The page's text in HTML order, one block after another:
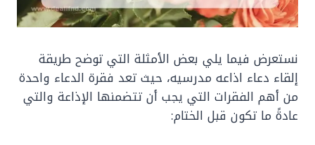
نستعرض فيما يلي بعض الأمثلة التي توضح طريقة
إلقاء دعاء اذاعه مدرسيه، حيث تعد فقرة الدعاء واحدة
من أهم الفقرات التي يجب أن تتضمنها الإذاعة والتي
عادةً ما تكون قبل الختام: